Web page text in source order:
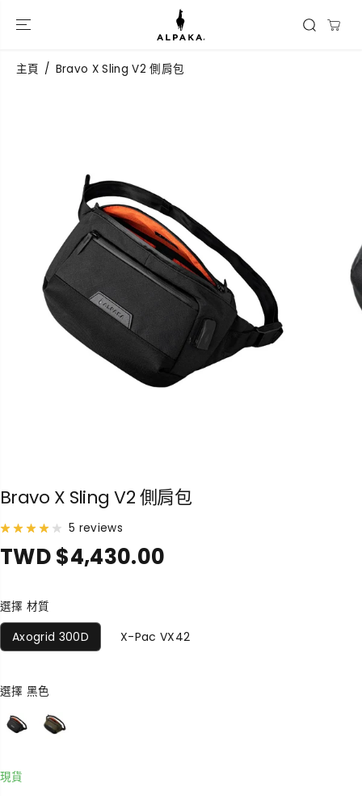
跳到內容
主頁 Bravo X Sling V2 側肩包
Bravo X Sling V2 側肩包
5 reviews
正
價
格
TWD $4,430.00
選擇 材質
Axogrid 300D X-Pac VX42
選擇黑色
現貨